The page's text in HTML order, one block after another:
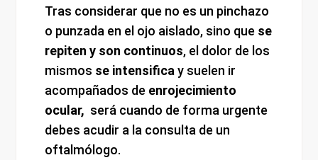
Tras considerar que no es un pinchazo
o punzada en el ojo aislado, sino que se
repiten y son continuos, el dolor de los
mismos se intensifica y suelen ir
acompañados de enrojecimiento
ocular, será cuando de forma urgente
debes acudir a la consulta de un
oftalmólogo.